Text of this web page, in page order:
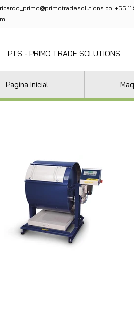
ricardo_primo@primotradesolutions.co
m
+55
PTS - PRIMO TRADE SOLUTIONS
Pagina Inicial